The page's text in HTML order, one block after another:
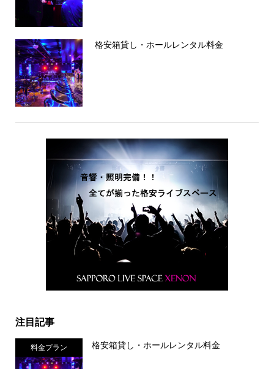
格安箱貸し・ホールレンタル料金
注目記事
料金プラン 格安箱貸し・ホールレンタル料金